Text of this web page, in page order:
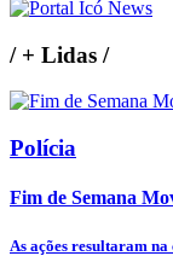
/+ Lidas /
Polícia
Fim de Semana
As ações resultaram